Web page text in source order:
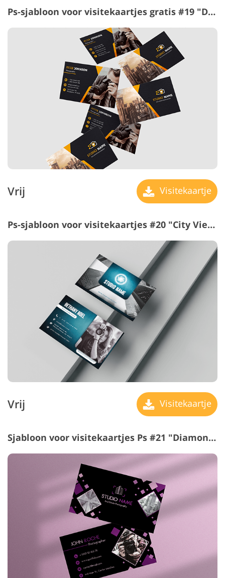
Ps-sjabloon voor visitekaartjes gratis #19 "Discreet Elegance"
Vrij Visitekaartje
Ps-sjabloon voor visitekaartjes #20 "City View"
Vrij Visitekaartje
Sjabloon voor visitekaartjes Ps #21 "Diamonds and Circles"